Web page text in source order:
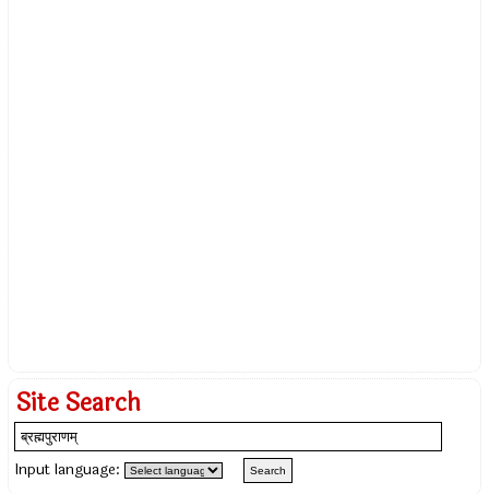
Site Search
Input language: